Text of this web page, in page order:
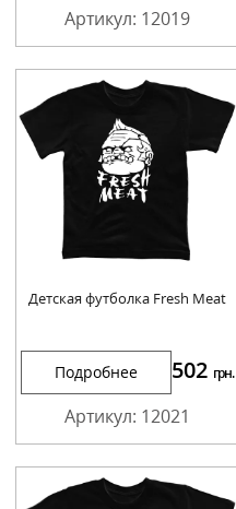
Артикул: 12019
Детская футболка Fresh Meat
Подробнее 502 грн.
Артикул: 12021